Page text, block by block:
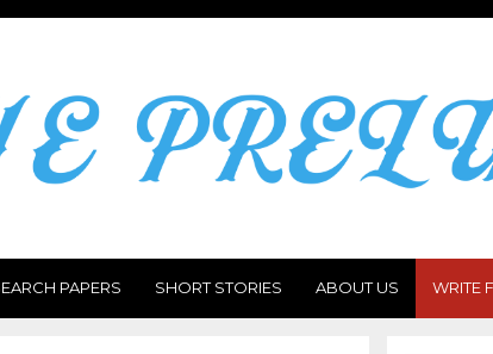
PAPERS SHORT STORIES ABOUT US WRITE